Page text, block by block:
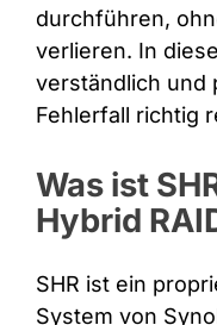
durchführen,
verlieren. In
verständlich und
Fehlerfall richtig
Was ist
Hybrid
SHR ist ein
System von